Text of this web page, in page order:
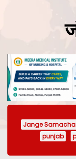
Jange
punjab